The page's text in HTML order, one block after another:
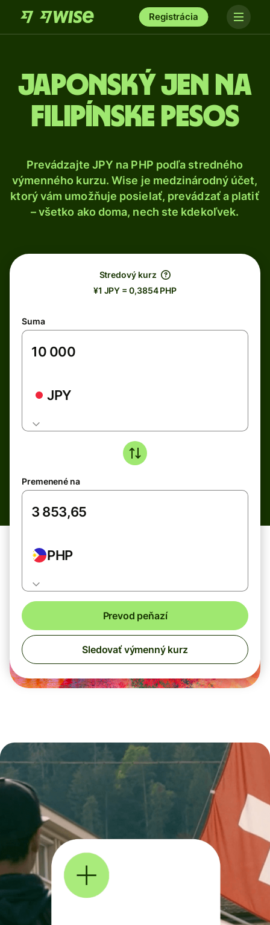
Registrácia
Japonský jen na
filipínske pesos
Prevádzajte JPY na PHP podľa stredného
výmenného kurzu. Wise je medzinárodný účet,
ktorý vám umožňuje posielať, prevádzať a platiť
– všetko ako doma, nech ste kdekoľvek.
Stredový kurz
¥1 JPY = 0,3854 PHP
Suma
JPY
Premenené na
PHP
Prevod peňazí
Sledovať výmenný kurz